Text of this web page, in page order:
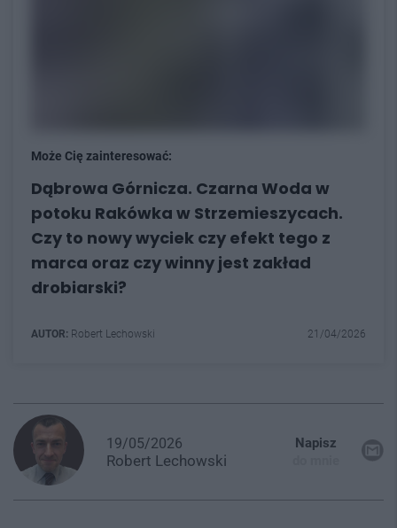
Może Cię zainteresować:
Dąbrowa Górnicza. Czarna Woda w
potoku Rakówka w Strzemieszycach.
Czy to nowy wyciek czy efekt tego z
marca oraz czy winny jest zakład
drobiarski?
AUTOR: Robert Lechowski 21/04/2026
19/05/2026
Robert Lechowski
Napisz